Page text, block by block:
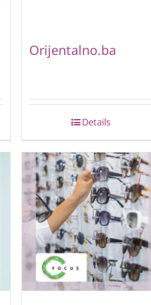
Orijentalno.ba
Details